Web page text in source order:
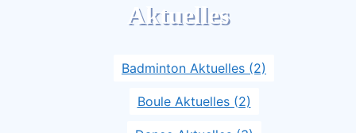
Aktuelles
Badminton Aktuelles (2)
Boule Aktuelles (2)